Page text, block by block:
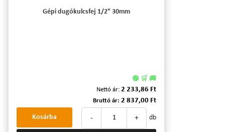
Gépi dugókulcsfej 1/2" 30mm
🟢 🛒 🚚
Nettó ár: 2 233,86 Ft
Bruttó ár: 2 837,00 Ft
- + db
Kosárba